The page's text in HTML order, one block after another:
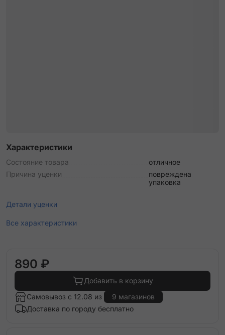
Характеристики
Состояние товара
отличное
Причина уценки
повреждена
упаковка
Детали уценки
Все характеристики
890 ₽
Добавить в корзину
Самовывоз с 12.08 из
9 магазинов
Доставка по городу бесплатно